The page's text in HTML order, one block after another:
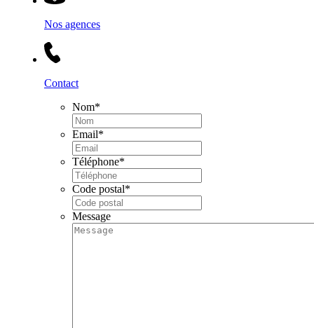
Nos agences
Contact
Nom*
Email*
Téléphone*
Code postal*
Message